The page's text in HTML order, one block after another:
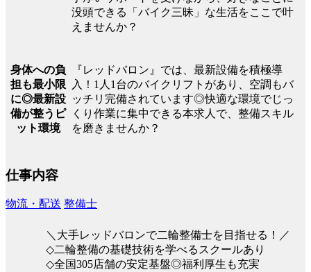
没頭できる「バイク三昧」な生活をここで叶
えませんか？
身体への負
担も最小限
に◎最新設
備が整うピ
ット環境
『レッドバロン』では、最新設備を積極導
入！1人1台のバイクリフトがあり、空調もバ
ッチリ完備されています◎快適な環境でじっ
くり作業に集中できる本求人で、整備スキル
を磨きませんか？
仕事内容
物流・配送 整備士
＼大手レッドバロンで二輪整備士を目指せる！／
◇二輪整備の基礎技術を学べるスクールあり
◇全国305店舗の安定基盤◎福利厚生も充実